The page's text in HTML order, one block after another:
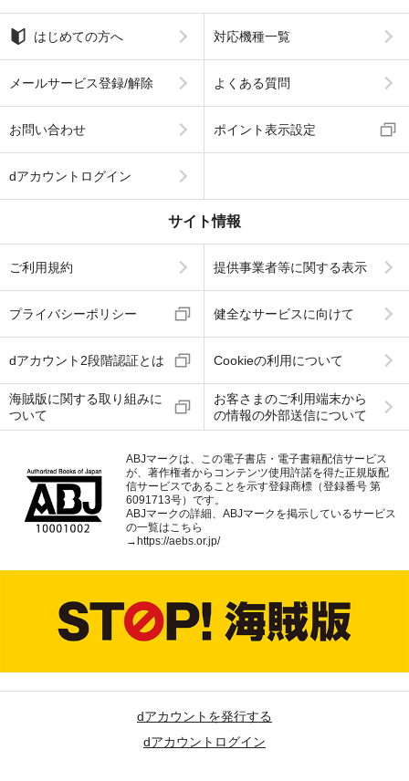
はじめての方へ 対応機種一覧
メールサービス登録/解除 よくある質問
お問い合わせ ポイント表示設定
dアカウントログイン
サイト情報
ご利用規約 提供事業者等に関する表示
プライバシーポリシー 健全なサービスに向けて
dアカウント2段階認証とは Cookieの利用について
海賊版に関する取り組みに
ついて
お客さまのご利用端末から
の情報の外部送信について
ABJマークは、この電子書店・電子書籍配信サービス
が、著作権者からコンテンツ使用許諾を得た正規版配
信サービスであることを示す登録商標（登録番号 第
6091713号）です。
ABJマークの詳細、ABJマークを掲示しているサービス
の一覧はこちら
→ https://aebs.or.jp/
dアカウントを発行する
dアカウントログイン